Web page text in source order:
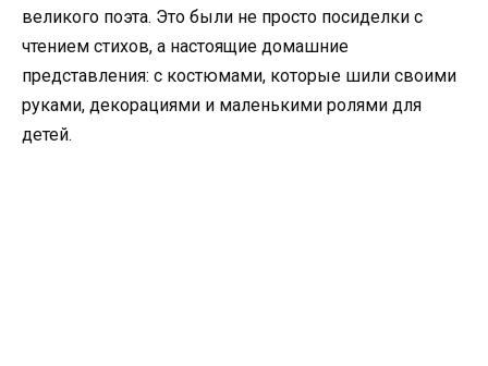
великого поэта. Это были не просто посиделки с
чтением стихов, а настоящие домашние
представления: с костюмами, которые шили своими
руками, декорациями и маленькими ролями для
детей.